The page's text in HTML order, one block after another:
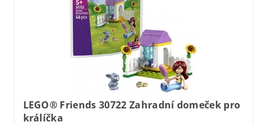
LEGO® Friends 30722 Zahradní domeček pro
králíčka